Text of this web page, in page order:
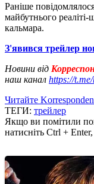
Раніше
майбутнього
кальмара.
З'явився трейлер
Новини від
наш канал https://
Читайте
ТЕГИ: трейлер
Якщо ви помітили
натисніть Ctrl +